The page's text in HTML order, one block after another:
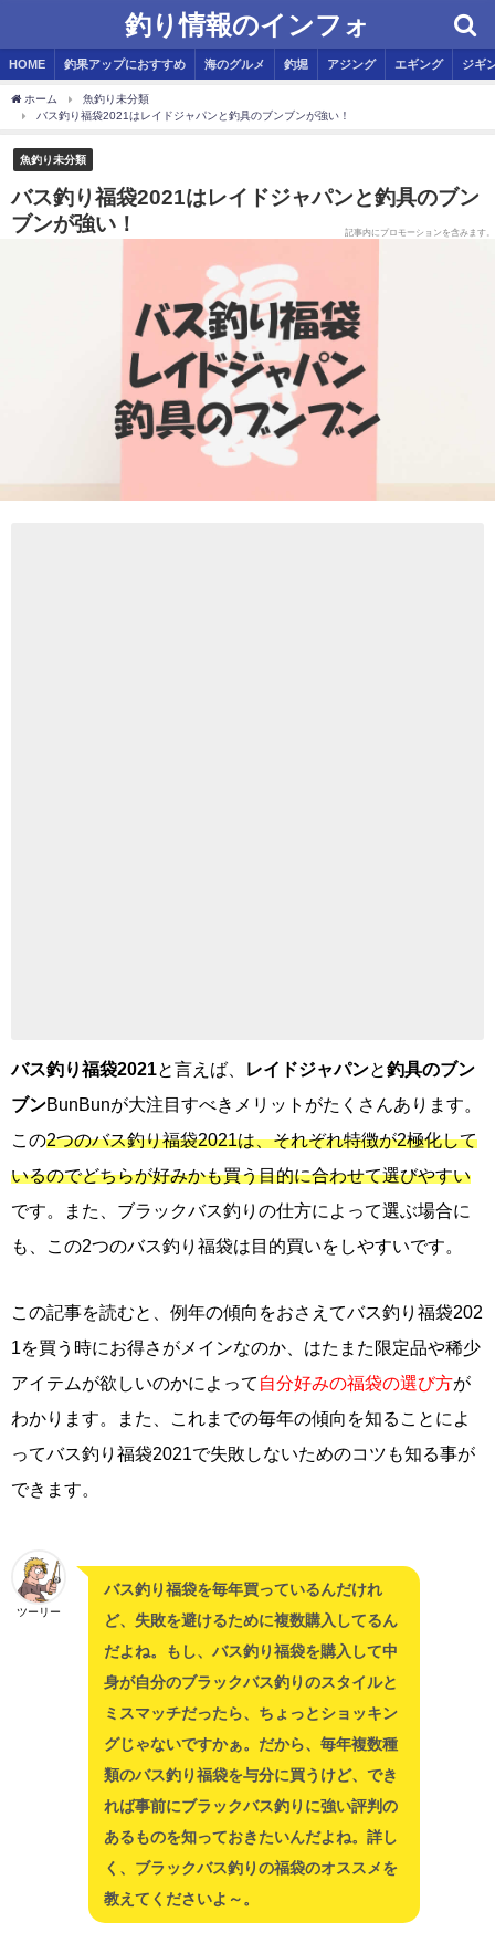
釣り情報のインフォ
HOME 釣果アップにおすすめ 海のグルメ 釣堀 アジング エギング ジギ
ホーム
魚釣り未分類
バス釣り福袋2021はレイドジャパンと釣具のブンブンが強い！
魚釣り未分類
バス釣り福袋2021はレイドジャパンと釣具のブン
ブンが強い！
記事内にプロモーションを含みます。
バス釣り福袋2021 と言えば、 レイドジャパンと釣具のブン
ブンBunBunが大注目すべきメリットがたくさんあります。
この2つのバス釣り福袋2021は、それぞれ特徴が2極化して
いるのでどちらが好みかも買う目的に合わせて選びやすい
です。また、ブラックバス釣りの仕方によって選ぶ場合に
も、この2つのバス釣り福袋は目的買いをしやすいです。
この記事を読むと、例年の傾向をおさえてバス釣り福袋202
1を買う時にお得さがメインなのか、はたまた限定品や稀少
アイテムが欲しいのかによって 自分好みの福袋の選び方が
わかります。また、これまでの毎年の傾向を知ることによ
ってバス釣り福袋2021で失敗しないためのコツも知る事が
できます。
ツーリー
バス釣り福袋を毎年買っているんだけれ
ど、失敗を避けるために複数購入してるん
だよね。もし、バス釣り福袋を購入して中
身が自分のブラックバス釣りのスタイルと
ミスマッチだったら、ちょっとショッキン
グじゃないですかぁ。だから、毎年複数種
類のバス釣り福袋を与分に買うけど、でき
れば事前にブラックバス釣りに強い評判の
あるものを知っておきたいんだよね。詳し
く、ブラックバス釣りの福袋のオススメを
教えてくださいよ～。